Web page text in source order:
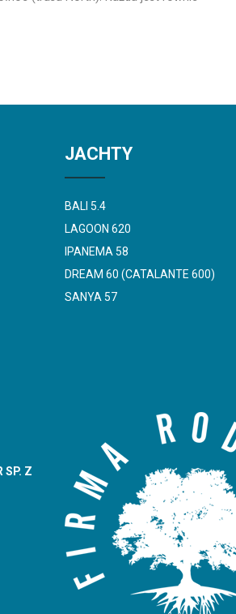
JACHTY
BALI 5.4
LAGOON 620
IPANEMA 58
DREAM 60 (CATALANTE 600)
SANYA 57
SP. Z